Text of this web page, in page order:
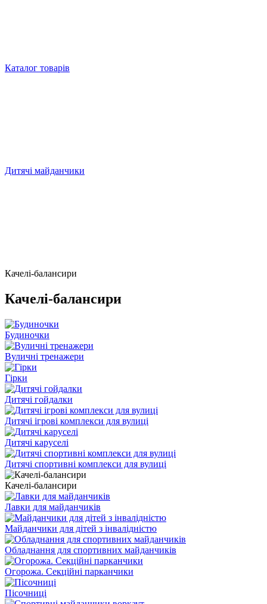
Каталог товарів
Дитячі майданчики
Качелі-балансири
Качелі-балансири
Будиночки
Вуличні тренажери
Гірки
Дитячі гойдалки
Дитячі ігрові комплекси для вулиці
Дитячі каруселі
Дитячі спортивні комплекси для вулиці
Качелі-балансири
Лавки для майданчиків
Майданчики для дітей з інвалідністю
Обладнання для спортивних майданчиків
Огорожа. Секційні парканчики
Пісочниці